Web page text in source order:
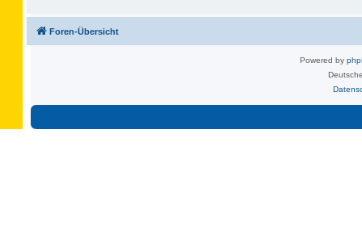
Foren-Übersicht
Powered by